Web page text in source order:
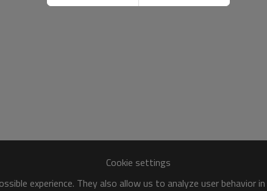
Cookie settings
experience. They also allow us to analyze user